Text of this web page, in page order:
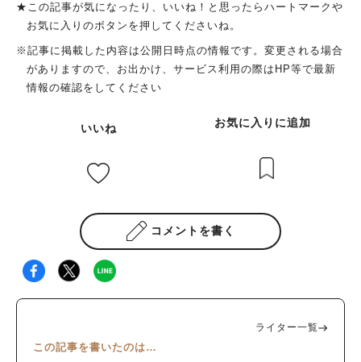
★この記事が気になったり、いいね！と思ったらハートマークや
お気に入りのボタンを押してくださいね。
※記事に掲載した内容は公開日時点の情報です。変更される場合
がありますので、お出かけ、サービス利用の際はHP等で最新
情報の確認をしてください
いいね お気に入りに追加
コメントを書く
ライター一覧
この記事を書いたのは…